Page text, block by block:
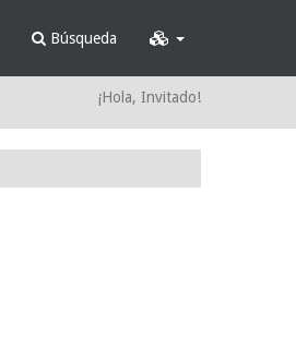
Búsqueda
¡Hola, Invitado!